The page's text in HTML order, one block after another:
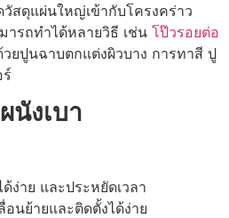
วัสดุแผ่นใหญ่เข้ากับโครงคร่าว
ารถทำได้หลายวิธี เช่น โป๊วรอยต่อ
ยปูนฉาบตกแต่งผิวบาง การทาสี ปู
นังเบา
ง่าย และประหยัดเวลา
นย้ายและติดตั้งได้ง่าย